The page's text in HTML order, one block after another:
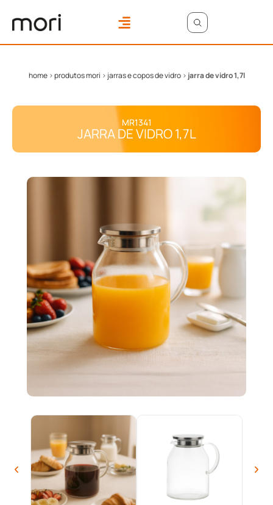
home>produtos mori > jarras e copos de vidro> jarra de vidro 1,7l
MR1341
JARRA DE VIDRO 1,7L